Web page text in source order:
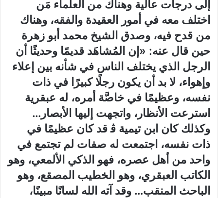
إلى درجات عالية وهناك من العلماء مَن
اختلف معه في أمور العقيدة والفقه، وهناك
من قدح فيه، وصدق الشيخ محمد أبو زهرة
حين قال عنه: «إن المُشاهَد قديمًا وحديثًا أن
الرجل الذي يختلف الناس في شأنه بين إعلاء
وإهواء، لا بد أن يكون رجلًا كبيرًا في ذات
نفسه، وعظيمًا في خاصَّة أمره، له عبقرية
استرعت الأنظار، واتجهت إليها الأبصار…
وكذلك كان ابن تيمية ﭬ قد كان عظيمًا في
ذات نفسه، اجتمعت له صفات لم تجتمع في
واحد من أهل عصره، فهو الذكي الألمعي، وهو
الكاتب العبقري، وهو الخطيب المصقع، وهو
الباحث المنقب… وقد آته الله لسانًا مبينًا،